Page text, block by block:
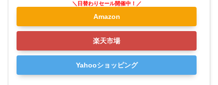
Amazon
楽天市場
Yahooショッピング